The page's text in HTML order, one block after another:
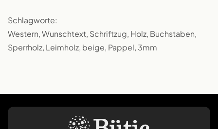
Schlagworte:
Western, Wunschtext, Schriftzug, Holz, Buchstaben,
Sperrholz, Leimholz, beige, Pappel, 3mm